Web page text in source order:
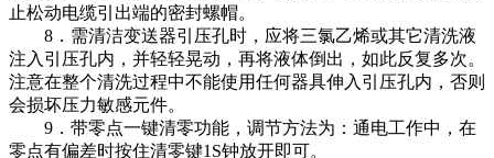
止松动电缆引出端的密封螺帽。
8．需清洁变送器引压孔时，应将三氯乙烯或其它清洗液
注入引压孔内，并轻轻晃动，再将液体倒出，如此反复多次。
注意在整个清洗过程中不能使用任何器具伸入引压孔内，否则
会损坏压力敏感元件。
9．带零点一键清零功能，调节方法为：通电工作中，在
零点有偏差时按住清零键1S钟放开即可。